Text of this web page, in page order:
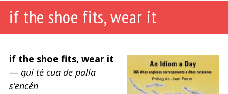
if the shoe fits, wear it
if the shoe fits, wear it
— qui té cua de palla
s’encén